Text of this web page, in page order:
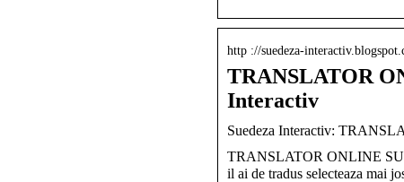
http ://suedeza-
TRANSLATOR
Interactiv
Suedeza Interactiv:
TRANSLATOR ONLINE
il ai de tradus selecteaza mai